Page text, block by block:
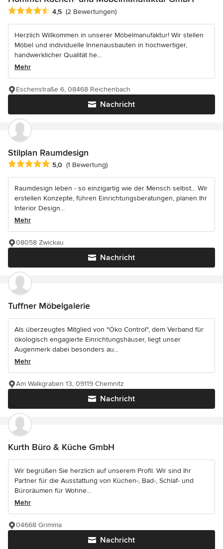
Durchschnittliche Bewertung: 4.5 von 5 Sternen
4,5 (2 Bewertungen)
Herzlich Willkommen in unserer Möbelmanufaktur! Wir stellen
Möbel und individuelle Innenausbauten in hochwertiger,
handwerklicher Qualität he...
Mehr
Nachricht
Eschenstraße 6, 08468 Reichenbach
Stilplan Raumdesign
Durchschnittliche Bewertung: 5 von 5 Sternen
5,0 (1 Bewertung)
Raumdesign leben - so einzigartig wie der Mensch selbst... Wir
erstellen Konzepte, führen Einrichtungsberatungen, planen Ihr
Interior Design...
Mehr
Nachricht
08058 Zwickau
Tuffner Möbelgalerie
Als überzeugtes Mitglied von "Öko Control", dem Verband für
ökologisch engagierte Einrichtungshäuser, liegt unser
Augenmerk dabei besonders au...
Mehr
Nachricht
Am Walkgraben 13, 09119 Chemnitz
Kurth Büro & Küche GmbH
Wir begrüßen Sie herzlich auf unserem Profil. Wir sind Ihr
Partner für die Ausstattung von Küchen-, Bad-, Schlaf- und
Büroräumen für Wohne...
Mehr
Nachricht
04668 Grimma